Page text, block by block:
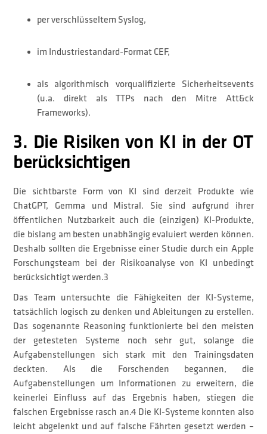
per verschlüsseltem Syslog,
im Industriestandard-Format CEF,
als algorithmisch vorqualifizierte Sicherheitsevents
(u.a. direkt als TTPs nach den Mitre Att&ck
Frameworks).
3. Die Risiken von KI in der OT
berücksichtigen
Die sichtbarste Form von KI sind derzeit Produkte wie
ChatGPT, Gemma und Mistral. Sie sind aufgrund ihrer
öffentlichen Nutzbarkeit auch die (einzigen) KI-Produkte,
die bislang am besten unabhängig evaluiert werden können.
Deshalb sollten die Ergebnisse einer Studie durch ein Apple
Forschungsteam bei der Risikoanalyse von KI unbedingt
berücksichtigt werden.3
Das Team untersuchte die Fähigkeiten der KI-Systeme,
tatsächlich logisch zu denken und Ableitungen zu erstellen.
Das sogenannte Reasoning funktionierte bei den meisten
der getesteten Systeme noch sehr gut, solange die
Aufgabenstellungen sich stark mit den Trainingsdaten
deckten. Als die Forschenden begannen, die
Aufgabenstellungen um Informationen zu erweitern, die
keinerlei Einfluss auf das Ergebnis haben, stiegen die
falschen Ergebnisse rasch an.4 Die KI-Systeme konnten also
leicht abgelenkt und auf falsche Fährten gesetzt werden –